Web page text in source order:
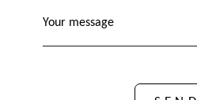
Your message